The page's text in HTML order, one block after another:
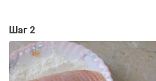
Шаг 2